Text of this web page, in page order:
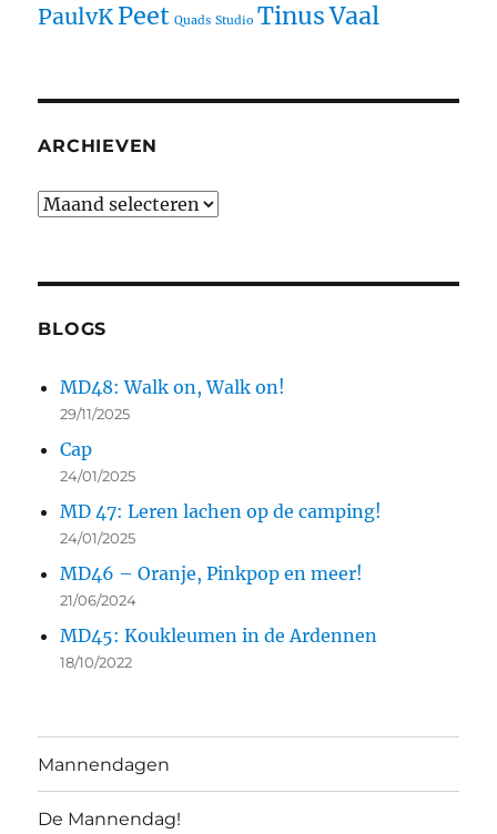
PaulvKPeet Quads Studio Tinus Vaal
ARCHIEVEN
BLOGS
MD48: Walk on, Walk on!
29/11/2025
Cap
24/01/2025
MD 47: Leren lachen op de camping!
24/01/2025
MD46 – Oranje, Pinkpop en meer!
21/06/2024
MD45: Koukleumen in de Ardennen
18/10/2022
Mannendagen
De Mannendag!